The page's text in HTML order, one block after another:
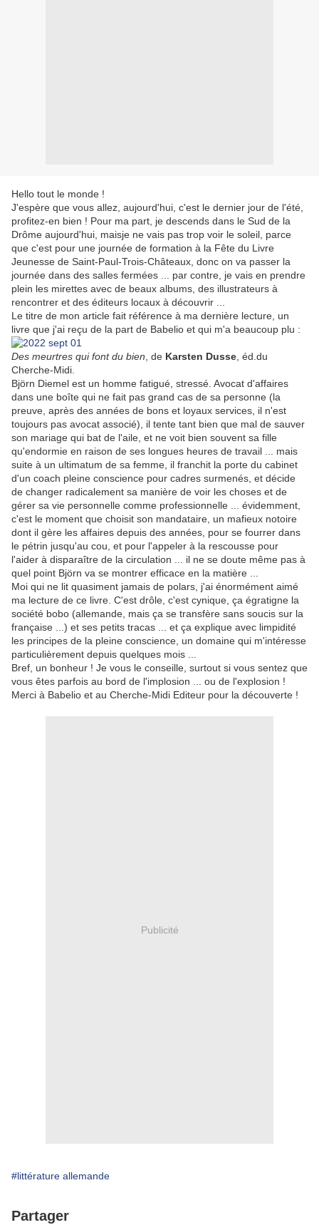
Hello tout le monde !
J'espère que vous allez, aujourd'hui, c'est le dernier jour de l'été,
profitez-en bien ! Pour ma part, je descends dans le Sud de la
Drôme aujourd'hui, maisje ne vais pas trop voir le soleil, parce
que c'est pour une journée de formation à la Fête du Livre
Jeunesse de Saint-Paul-Trois-Châteaux, donc on va passer la
journée dans des salles fermées ... par contre, je vais en prendre
plein les mirettes avec de beaux albums, des illustrateurs à
rencontrer et des éditeurs locaux à découvrir ...
Le titre de mon article fait référence à ma dernière lecture, un
livre que j'ai reçu de la part de Babelio et qui m'a beaucoup plu :
Des meurtres qui font du bien , de Karsten Dusse , éd.du
Cherche-Midi.
Björn Diemel est un homme fatigué, stressé. Avocat d'affaires
dans une boîte qui ne fait pas grand cas de sa personne (la
preuve, après des années de bons et loyaux services, il n'est
toujours pas avocat associé), il tente tant bien que mal de sauver
son mariage qui bat de l'aile, et ne voit bien souvent sa fille
qu'endormie en raison de ses longues heures de travail ... mais
suite à un ultimatum de sa femme, il franchit la porte du cabinet
d'un coach pleine conscience pour cadres surmenés, et décide
de changer radicalement sa manière de voir les choses et de
gérer sa vie personnelle comme professionnelle ... évidemment,
c'est le moment que choisit son mandataire, un mafieux notoire
dont il gère les affaires depuis des années, pour se fourrer dans
le pétrin jusqu'au cou, et pour l'appeler à la rescousse pour
l'aider à disparaître de la circulation ... il ne se doute même pas à
quel point Björn va se montrer efficace en la matière ...
Moi qui ne lit quasiment jamais de polars, j'ai énormément aimé
ma lecture de ce livre. C'est drôle, c'est cynique, ça égratigne la
société bobo (allemande, mais ça se transfère sans soucis sur la
française ...) et ses petits tracas ... et ça explique avec limpidité
les principes de la pleine conscience, un domaine qui m'intéresse
particulièrement depuis quelques mois ...
Bref, un bonheur ! Je vous le conseille, surtout si vous sentez que
vous êtes parfois au bord de l'implosion ... ou de l'explosion !
Merci à Babelio et au Cherche-Midi Editeur pour la découverte !
Publicité
#littérature allemande
Partager